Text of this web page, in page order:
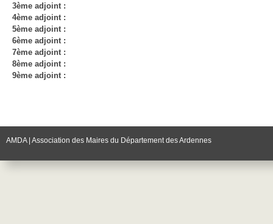
3ème adjoint :
4ème adjoint :
5ème adjoint :
6ème adjoint :
7ème adjoint :
8ème adjoint :
9ème adjoint :
AMDA | Association des Maires du Département des Ardennes